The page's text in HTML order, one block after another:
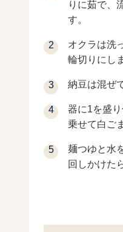
りに茹で、
す。
オクラは洗
輪切りにし
納豆は混ぜ
器に1を盛
乗せて白ご
麺つゆと水
回しかけた